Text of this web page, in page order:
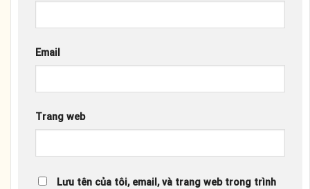
Email
Trang web
Lưu tên của tôi, email, và trang web trong trình